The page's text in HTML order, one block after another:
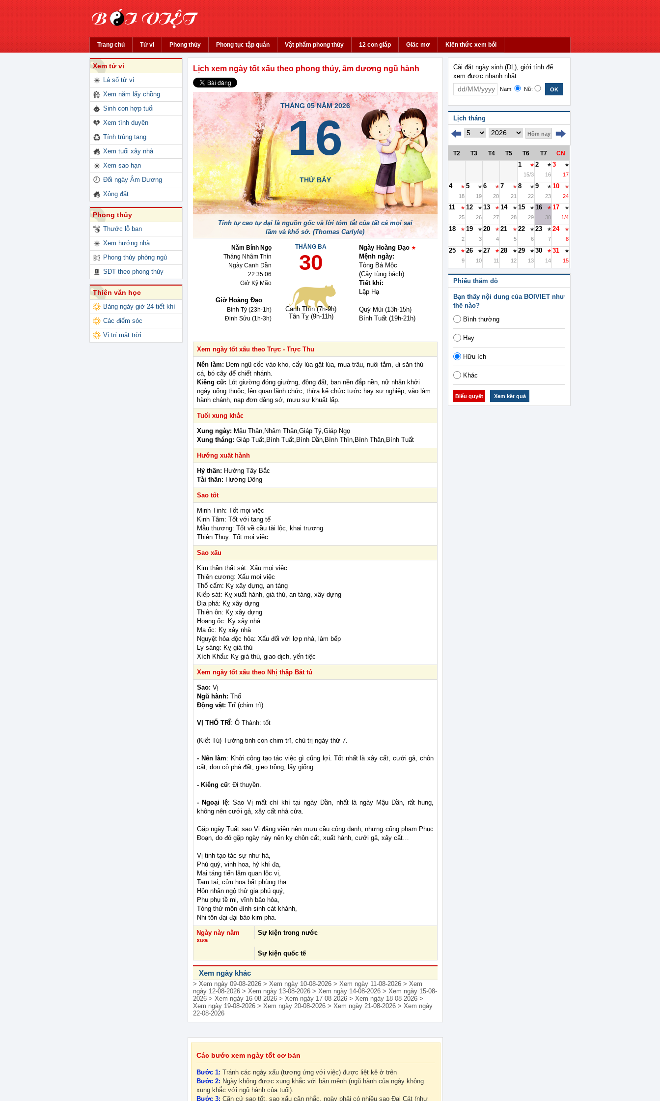
Trang chủ Tử vi Phong thủy Phong tục tập quán Vật phẩm phong thủy 12 con giáp Giấc mơ Kiến thức xem bói
Xem tử vi
Lá số tử vi
Xem năm lấy chồng
Sinh con hợp tuổi
Xem tình duyên
Tính trùng tang
Xem tuổi xây nhà
Xem sao hạn
Đổi ngày Âm Dương
Xông đất
Phong thủy
Thước lỗ ban
Xem hướng nhà
Phong thủy phòng ngủ
SĐT theo phong thủy
Thiên văn học
Bảng ngày giờ 24 tiết khí
Các điểm sóc
Vị trí mặt trời
Lịch xem ngày tốt xấu theo phong thủy, âm dương ngũ hành
THÁNG 05 NĂM 2026
16
THỨ BẢY
Tính tự cao tự đại là nguồn gốc và lời tóm tắt của tất cả mọi sai
lầm và khổ sở. (Thomas Carlyle)
Năm Bính Ngọ
Tháng Nhâm Thìn
Ngày Canh Dần
22:35:06
Giờ Kỷ Mão
THÁNG BA
30
Ngày Hoàng Đạo
Mệnh ngày:
Tòng Bá Mộc
(Cây tùng bách)
Tiết khí:
Lập Hạ
Giờ Hoàng Đạo
Bính Tý (23h-1h)
Đinh Sửu (1h-3h)
Canh Thìn (7h-9h)
Tân Tỵ (9h-11h)
Quý Mùi (13h-15h)
Bính Tuất (19h-21h)
Xem ngày tốt xấu theo Trực - Trực Thu
Nên làm: Đem ngũ cốc vào kho, cấy lúa gặt lúa, mua trâu, nuôi tằm, đi săn thú
cá, bó cây để chiết nhánh.
Kiêng cữ: Lót giường đóng giường, động đất, ban nền đắp nền, nữ nhân khởi
ngày uống thuốc, lên quan lãnh chức, thừa kế chức tước hay sự nghiệp, vào làm
hành chánh, nạp đơn dâng sớ, mưu sự khuất lấp.
Tuổi xung khắc
Xung ngày: Mậu Thân,Nhâm Thân,Giáp Tý,Giáp Ngọ
Xung tháng: Giáp Tuất,Bính Tuất,Bính Dần,Bính Thìn,Bính Thân,Bính Tuất
Hướng xuất hành
Hỷ thần: Hướng Tây Bắc
Tài thần: Hướng Đông
Sao tốt
Minh Tinh: Tốt mọi việc
Kinh Tâm: Tốt với tang tế
Mẫu thương: Tốt về cầu tài lộc, khai trương
Thiên Thuỵ: Tốt mọi việc
Sao xấu
Kim thần thất sát: Xấu mọi việc
Thiên cương: Xấu mọi việc
Thổ cấm: Kỵ xây dựng, an táng
Kiếp sát: Kỵ xuất hành, giá thú, an táng, xây dựng
Địa phá: Kỵ xây dựng
Thiên ôn: Kỵ xây dựng
Hoang ốc: Kỵ xây nhà
Ma ốc: Kỵ xây nhà
Nguyệt hỏa độc hỏa: Xấu đối với lợp nhà, làm bếp
Ly sàng: Kỵ giá thú
Xích Khẩu: Kỵ giá thú, giao dịch, yến tiệc
Xem ngày tốt xấu theo Nhị thập Bát tú
Sao: Vị
Ngũ hành: Thổ
Động vật: Trĩ (chim trĩ)
VỊ THỔ TRĨ : Ô Thành: tốt
(Kiết Tú) Tướng tinh con chim trĩ, chủ trị ngày thứ 7.
- Nên làm: Khởi công tạo tác việc gì cũng lợi. Tốt nhất là xây cất, cưới gả, chôn
cất, dọn cỏ phá đất, gieo trồng, lấy giống.
- Kiêng cữ: Đi thuyền.
- Ngoại lệ: Sao Vị mất chí khí tại ngày Dần, nhất là ngày Mậu Dần, rất hung,
không nên cưới gả, xây cất nhà cửa.
Gặp ngày Tuất sao Vị đăng viên nên mưu cầu công danh, nhưng cũng phạm Phục
Đoạn, do đó gặp ngày này nên kỵ chôn cất, xuất hành, cưới gả, xây cất…
Vị tinh tạo tác sự như hà,
Phú quý, vinh hoa, hỷ khí đa,
Mai táng tiến lâm quan lộc vị,
Tam tai, cửu họa bất phùng tha.
Hôn nhân ngộ thử gia phú quý,
Phu phụ tề mi, vĩnh bảo hòa,
Tòng thử môn đình sinh cát khánh,
Nhi tôn đại đại bảo kim pha.
Ngày này năm
xưa
Sự kiện trong nước
Sự kiện quốc tế
Xem ngày khác
> Xem ngày 09-08-2026 > Xem ngày 10-08-2026 > Xem ngày 11-08-2026 > Xem
ngày 12-08-2026 > Xem ngày 13-08-2026 > Xem ngày 14-08-2026 > Xem ngày 15-08-
2026 > Xem ngày 16-08-2026 > Xem ngày 17-08-2026 > Xem ngày 18-08-2026 >
Xem ngày 19-08-2026 > Xem ngày 20-08-2026 > Xem ngày 21-08-2026 > Xem ngày
22-08-2026
Các bước xem ngày tốt cơ bản
Bước 1: Tránh các ngày xấu (tương ứng với việc) được liệt kê ở trên
Bước 2: Ngày không được xung khắc với bản mệnh (ngũ hành của ngày không
xung khắc với ngũ hành của tuổi).
Bước 3: Căn cứ sao tốt, sao xấu cân nhắc, ngày phải có nhiều sao Đại Cát (như
Cài đặt ngày sinh (DL), giới tính để
xem được nhanh nhất
Nam: Nữ:
Lịch tháng
Hôm nay
T2 T3 T4 T5 T6 T7 CN
1
15/3
2
16
3
17
4
18
5
19
6
20
7
21
8
22
9
23
10
24
11
25
12
26
13
27
14
28
15
29
16
30
17
1/4
18
2
19
3
20
4
21
5
22
6
23
7
24
8
25
9
26
10
27
11
28
12
29
13
30
14
31
15
Phiếu thăm dò
Bạn thấy nội dung của BOIVIET như
thế nào?
Bình thường
Hay
Hữu ích
Khác